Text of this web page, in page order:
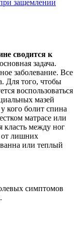
защемлении
сводится к
задача.
заболевание. Все
Для того, чтобы
воспользоваться
мазей
кого болит спина
матрасе или
класть между ног
от лишних
или теплый
симптомов